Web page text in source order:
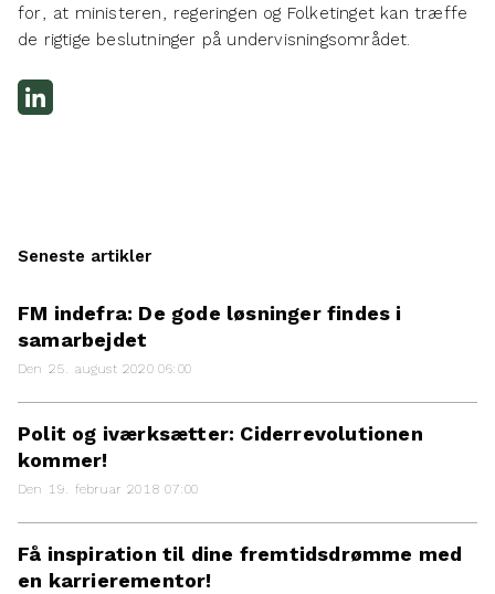
for, at ministeren, regeringen og Folketinget kan træffe
de rigtige beslutninger på undervisningsområdet.
Seneste artikler
FM indefra: De gode løsninger findes i
samarbejdet
Den 25. august 2020 06:00
Polit og iværksætter: Ciderrevolutionen
kommer!
Den 19. februar 2018 07:00
Få inspiration til dine fremtidsdrømme med
en karrierementor!